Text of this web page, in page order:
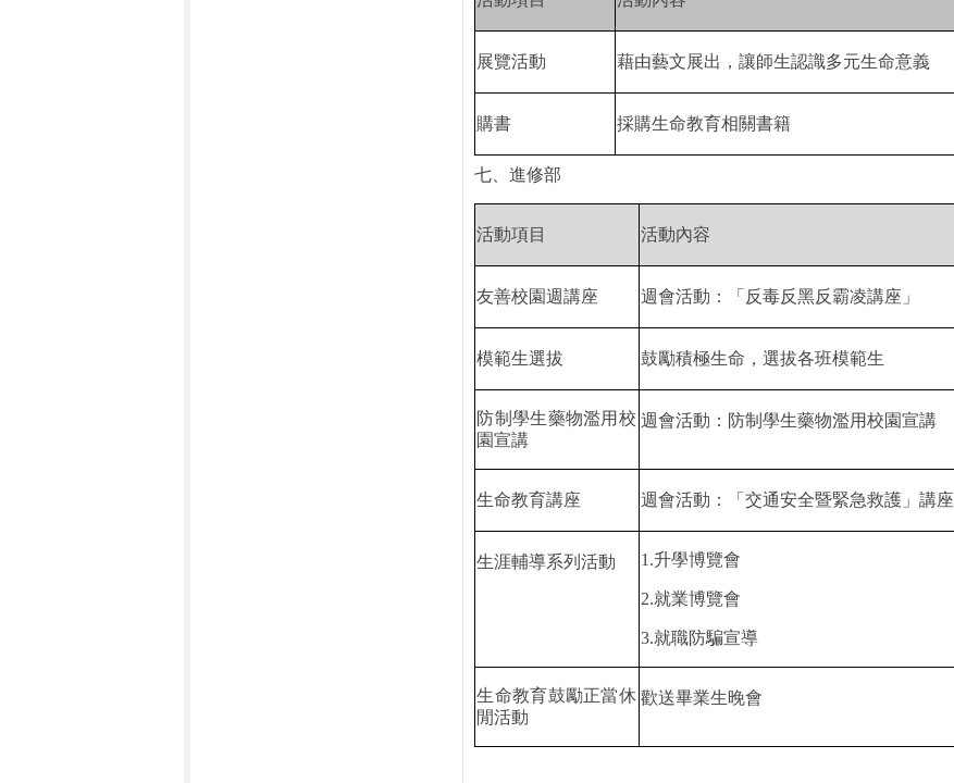
展覽活動 藉由藝文展出，讓師生認識多元生命意義
購書 採購生命教育相關書籍
七、進修部
活動項目 活動內容
友善校園週講座 週會活動：「反毒反黑反霸凌講座」
模範生選拔 鼓勵積極生命，選拔各班模範生
防制學生藥物濫用校
園宣講
週會活動：防制學生藥物濫用校園宣講
生命教育講座 週會活動：「交通安全暨緊急救護」講座
生涯輔導系列活動 1.升學博覽會
2.就業博覽會
3.就職防騙宣導
生命教育鼓勵正當休
閒活動
歡送畢業生晚會